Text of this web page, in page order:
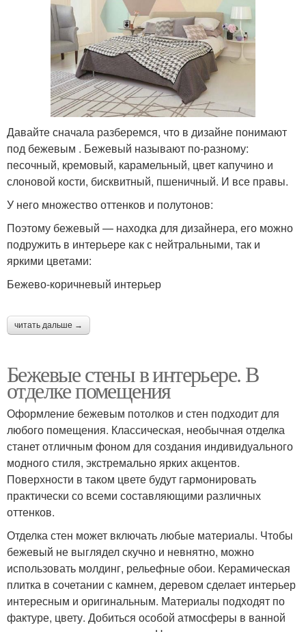
Давайте сначала разберемся, что в дизайне понимают
под бежевым . Бежевый называют по-разному:
песочный, кремовый, карамельный, цвет капучино и
слоновой кости, бисквитный, пшеничный. И все правы.
У него множество оттенков и полутонов:
Поэтому бежевый — находка для дизайнера, его можно
подружить в интерьере как с нейтральными, так и
яркими цветами:
Бежево-коричневый интерьер
читать дальше →
Бежевые стены в интерьере. В
отделке помещения
Оформление бежевым потолков и стен подходит для
любого помещения. Классическая, необычная отделка
станет отличным фоном для создания индивидуального
модного стиля, экстремально ярких акцентов.
Поверхности в таком цвете будут гармонировать
практически со всеми составляющими различных
оттенков.
Отделка стен может включать любые материалы. Чтобы
бежевый не выглядел скучно и невнятно, можно
использовать молдинг, рельефные обои. Керамическая
плитка в сочетании с камнем, деревом сделает интерьер
интересным и оригинальным. Материалы подходят по
фактуре, цвету. Добиться особой атмосферы в ванной